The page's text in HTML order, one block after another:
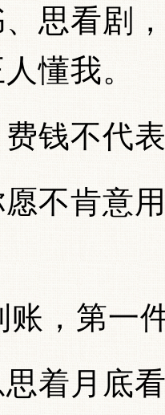
思看剧
懂我。
钱不代
不肯意
，第一
着月底